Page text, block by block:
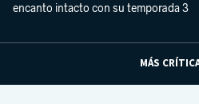
encanto intacto con su temporada 3
MÁS